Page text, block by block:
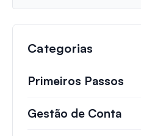
Categorias
Primeiros Passos
Gestão de Conta